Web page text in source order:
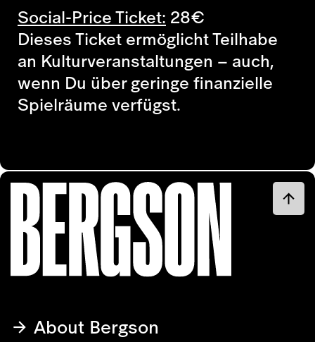
Social-Price Ticket: 28€
Dieses Ticket ermöglicht Teilhabe
an Kulturveranstaltungen – auch,
wenn Du über geringe finanzielle
Spielräume verfügst.
About Bergson